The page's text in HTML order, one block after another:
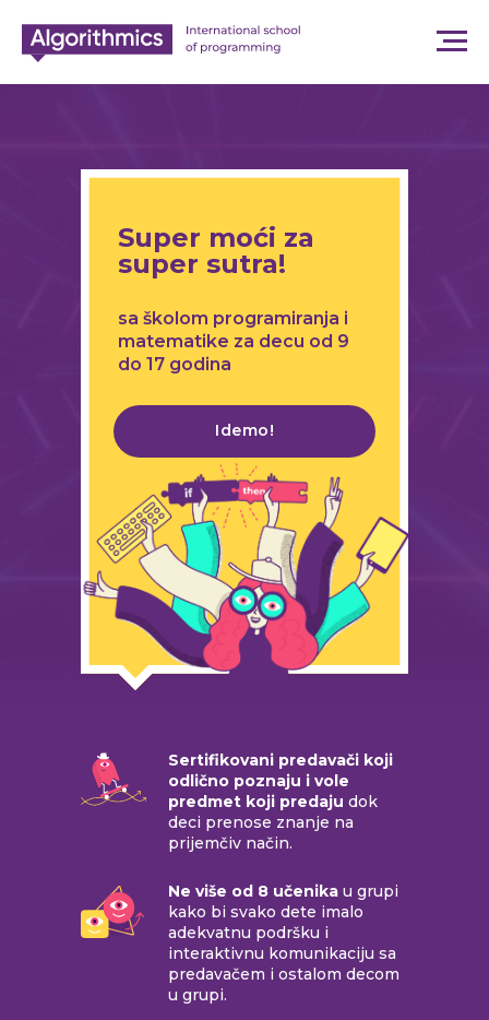
Super moći za
super sutra!
sa školom programiranja i
matematike za decu od 9
do 17 godina
Idemo!
Sertifikovani predavači koji
odlično poznaju i vole
predmet koji predaju dok
deci prenose znanje na
prijemčiv način.
Ne više od 8 učenika u grupi
kako bi svako dete imalo
adekvatnu podršku i
interaktivnu komunikaciju sa
predavačem i ostalom decom
u grupi.